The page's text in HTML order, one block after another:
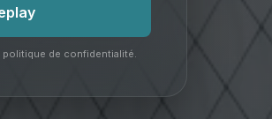
de confidentialité.